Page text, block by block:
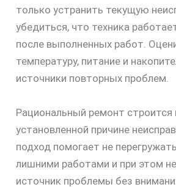
только устранить текущую
убедиться, что техника
после выполненных работ.
температуру, питание и
источники повторных проблем.
Рациональный ремонт строится
установленной причине
подход помогает не
лишними работами и при этом
источник проблемы без